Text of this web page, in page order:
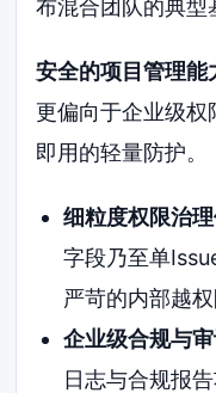
布混合团队的典型
安全的项目管理能
更偏向于企业级
即用的轻量防护。
细粒度权限治
字段乃至单
严苛的内部越
企业级合规与
日志与合规报